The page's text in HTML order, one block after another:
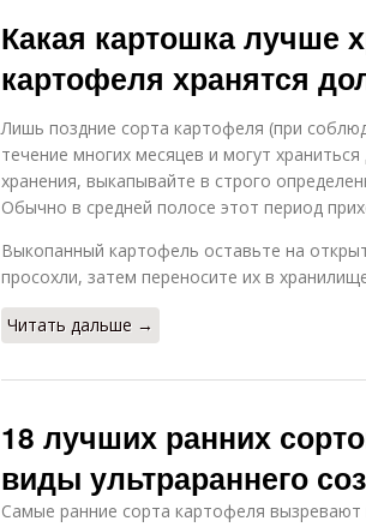
Какая картошка лучше
картофеля хранятся
Лишь поздние сорта картофеля (при
течение многих месяцев и могут
хранения, выкапывайте в строго
Обычно в средней полосе этот период
Выкопанный картофель оставьте на
просохли, затем переносите их в
Читать дальше →
18 лучших ранних
виды ультрараннего
Самые ранние сорта картофеля